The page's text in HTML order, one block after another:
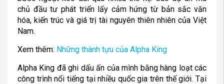
chủ đầu tư phát triển lấy cảm hứng từ bản sắc văn
hóa, kiến ​​trúc và giá trị tài nguyên thiên nhiên của Việt
Nam.
Xem thêm: Những thành tựu của Alpha King
Alpha King đã ghi dấu ấn của mình bằng hàng loạt các
công trình nổi tiếng tại nhiều quốc gia trên thế giới. Tại